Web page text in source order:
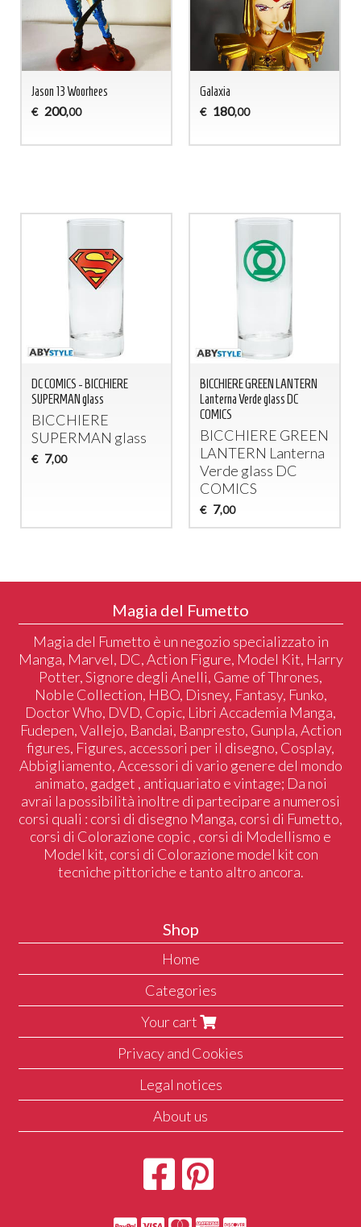
Jason 13 Woorhees
€ 200,00
Galaxia
€ 180,00
DC COMICS - BICCHIERE
SUPERMAN glass
BICCHIERE
SUPERMAN glass
€ 7,00
BICCHIERE GREEN LANTERN
Lanterna Verde glass DC
COMICS
BICCHIERE GREEN
LANTERN Lanterna
Verde glass DC
COMICS
€ 7,00
Magia del Fumetto
Magia del Fumetto è un negozio specializzato in
Manga, Marvel, DC, Action Figure, Model Kit, Harry
Potter, Signore degli Anelli, Game of Thrones,
Noble Collection, HBO, Disney, Fantasy, Funko,
Doctor Who, DVD, Copic, Libri Accademia Manga,
Fudepen, Vallejo, Bandai, Banpresto, Gunpla, Action
figures, Figures, accessori per il disegno, Cosplay,
Abbigliamento, Accessori di vario genere del mondo
animato, gadget , antiquariato e vintage; Da noi
avrai la possibilità inoltre di partecipare a numerosi
corsi quali : corsi di disegno Manga, corsi di Fumetto,
corsi di Colorazione copic , corsi di Modellismo e
Model kit, corsi di Colorazione model kit con
tecniche pittoriche e tanto altro ancora.
Shop
Home
Categories
Your cart
Privacy and Cookies
Legal notices
About us